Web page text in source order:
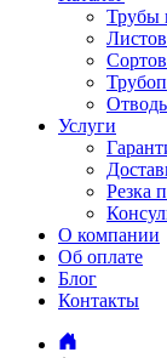
Трубы
Услуги
Резка
О компании
Об оплате
Блог
Контакты